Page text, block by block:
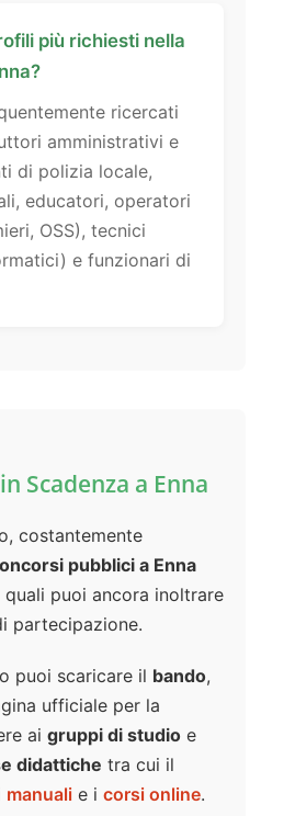
più richiesti nella
ricercati
amministrativi e
di polizia locale,
educatori, operatori
OSS), tecnici
e funzionari di
Scadenza a Enna
costantemente
pubblici a Enna
quali puoi ancora inoltrare
partecipazione.
puoi scaricare il bando,
ufficiale per la
ai gruppi di studio e
didattiche tra cui il
manuali e i corsi online.